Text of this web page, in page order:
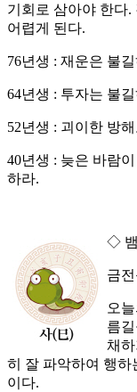
기회로 삼아야 한다.
어렵게 된다.
76년생 : 재운은 불
64년생 : 투자는 불
52년생 : 괴이한 방
40년생 : 늦은 바람
하라.
◇
금
오
름
채
히 잘 파악하여 행하
이다.